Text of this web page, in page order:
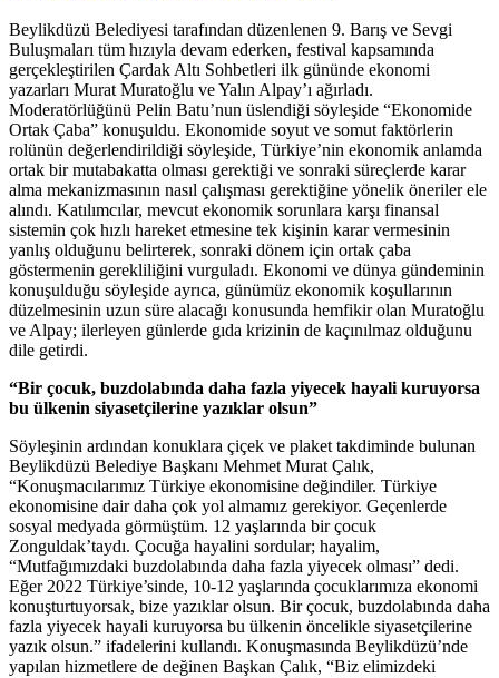
Beylikdüzü Belediyesi tarafından düzenlenen 9. Barış ve Sevgi
Buluşmaları tüm hızıyla devam ederken, festival kapsamında
gerçekleştirilen Çardak Altı Sohbetleri ilk gününde ekonomi
yazarları Murat Muratoğlu ve Yalın Alpay’ı ağırladı.
Moderatörlüğünü Pelin Batu’nun üslendiği söyleşide “Ekonomide
Ortak Çaba” konuşuldu. Ekonomide soyut ve somut faktörlerin
rolünün değerlendirildiği söyleşide, Türkiye’nin ekonomik anlamda
ortak bir mutabakatta olması gerektiği ve sonraki süreçlerde karar
alma mekanizmasının nasıl çalışması gerektiğine yönelik öneriler ele
alındı. Katılımcılar, mevcut ekonomik sorunlara karşı finansal
sistemin çok hızlı hareket etmesine tek kişinin karar vermesinin
yanlış olduğunu belirterek, sonraki dönem için ortak çaba
göstermenin gerekliliğini vurguladı. Ekonomi ve dünya gündeminin
konuşulduğu söyleşide ayrıca, günümüz ekonomik koşullarının
düzelmesinin uzun süre alacağı konusunda hemfikir olan Muratoğlu
ve Alpay; ilerleyen günlerde gıda krizinin de kaçınılmaz olduğunu
dile getirdi.
“Bir çocuk, buzdolabında daha fazla yiyecek hayali kuruyorsa
bu ülkenin siyasetçilerine yazıklar olsun”
Söyleşinin ardından konuklara çiçek ve plaket takdiminde bulunan
Beylikdüzü Belediye Başkanı Mehmet Murat Çalık,
“Konuşmacılarımız Türkiye ekonomisine değindiler. Türkiye
ekonomisine dair daha çok yol almamız gerekiyor. Geçenlerde
sosyal medyada görmüştüm. 12 yaşlarında bir çocuk
Zonguldak’taydı. Çocuğa hayalini sordular; hayalim,
“Mutfağımızdaki buzdolabında daha fazla yiyecek olması” dedi.
Eğer 2022 Türkiye’sinde, 10-12 yaşlarında çocuklarımıza ekonomi
konuşturtuyorsak, bize yazıklar olsun. Bir çocuk, buzdolabında daha
fazla yiyecek hayali kuruyorsa bu ülkenin öncelikle siyasetçilerine
yazık olsun.” ifadelerini kullandı. Konuşmasında Beylikdüzü’nde
yapılan hizmetlere de değinen Başkan Çalık, “Biz elimizdeki